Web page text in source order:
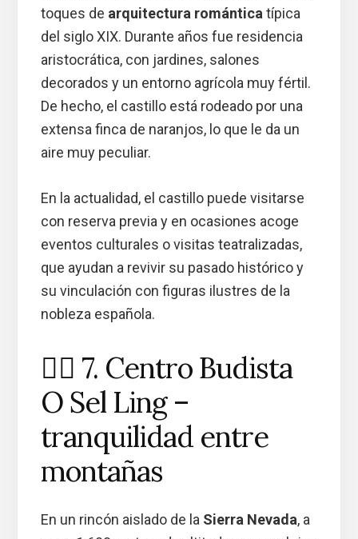
toques de arquitectura romántica típica
del siglo XIX. Durante años fue residencia
aristocrática, con jardines, salones
decorados y un entorno agrícola muy fértil.
De hecho, el castillo está rodeado por una
extensa finca de naranjos, lo que le da un
aire muy peculiar.
En la actualidad, el castillo puede visitarse
con reserva previa y en ocasiones acoge
eventos culturales o visitas teatralizadas,
que ayudan a revivir su pasado histórico y
su vinculación con figuras ilustres de la
nobleza española.
🧘‍♂️ 7. Centro Budista
O Sel Ling –
tranquilidad entre
montañas
En un rincón aislado de la Sierra Nevada, a